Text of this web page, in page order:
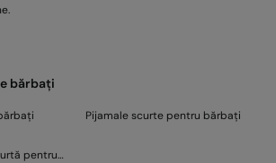
bărbați
pentru bărbați
Pijamale scurte pentru bărbați